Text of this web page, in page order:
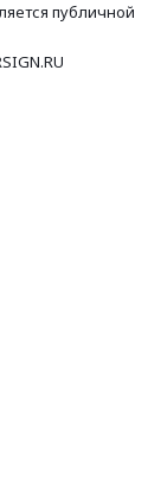
публичной